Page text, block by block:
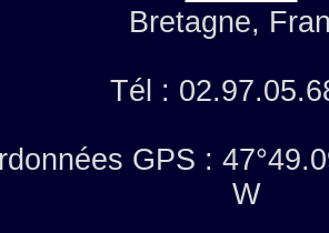
Bretagne,
Tél :
GPS :
W